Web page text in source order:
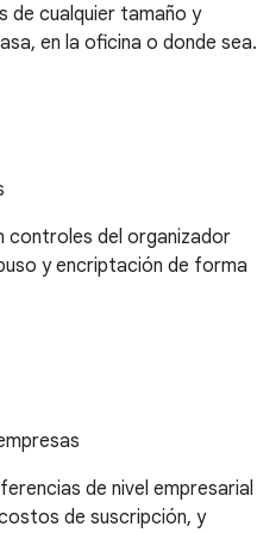
de cualquier tamaño y
en la oficina o donde sea.
controles del organizador
y encriptación de forma
de nivel empresarial
de suscripción, y